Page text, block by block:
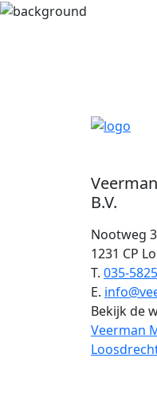
B.V.
Nootweg
1231 CP
T. 035-
E.
Bekijk de
Veerman